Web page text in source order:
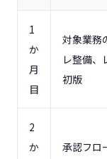
1
か
月
目
対象業務
レ整備、
初版
2
か
承認フロ